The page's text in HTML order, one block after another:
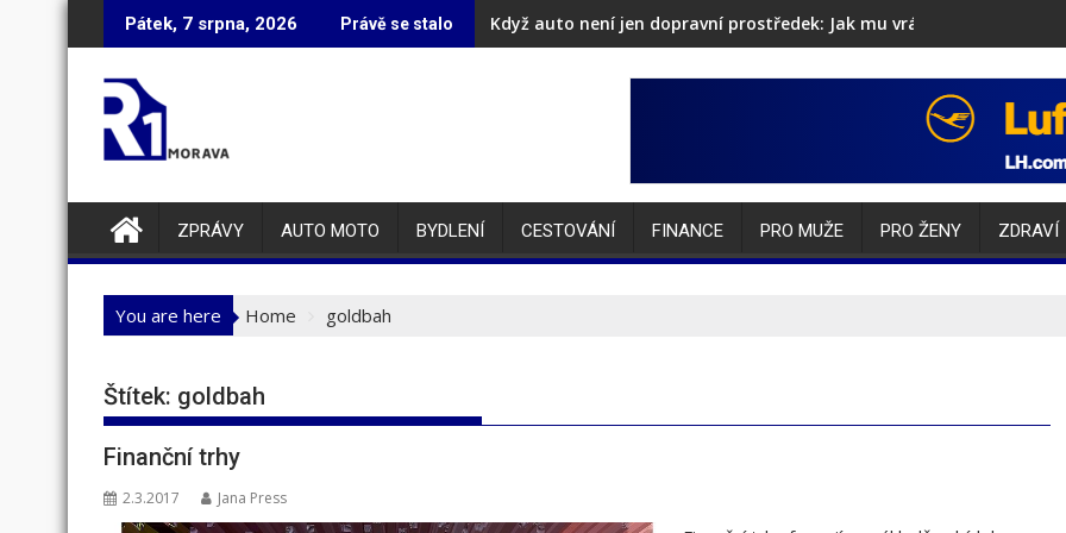
to
Pátek, 7 srpna, 2026 Právě se stalo Když auto není jen dopravní prostředek: Jak mu vrátit lesk i
ZPRÁVY AUTO MOTO BYDLENÍ CESTOVÁNÍ FINANCE PRO MUŽE PRO ŽENY ZDRAVÍ
You are here Home goldbah
Štítek: goldbah
Finanční trhy
2.3.2017 Jana Press